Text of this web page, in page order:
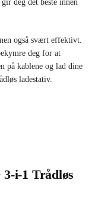
deg det beste innen
også svært effektivt.
deg for at
på kablene og lad dine
ladestativ.
i-1 Trådløs